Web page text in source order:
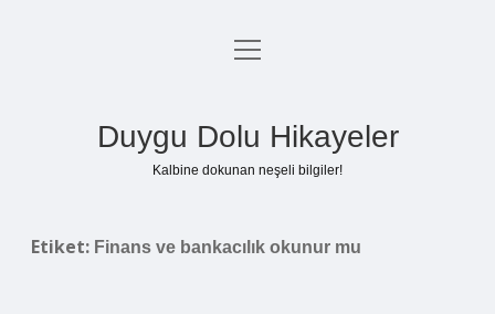
Anasayfa
menüyü
Duygu Dolu Hikayeler
Kalbine dokunan neşeli bilgiler!
Etiket: Finans ve bankacılık okunur mu